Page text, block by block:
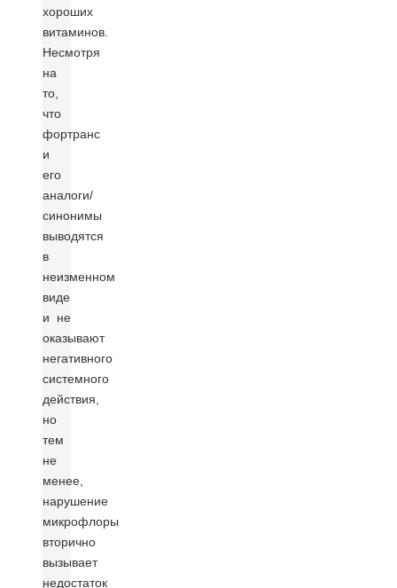
хороших
витаминов.
Несмотря
на
то,
что
фортранс
и
его
аналоги/
синонимы
выводятся
в
неизменном
виде
и не
оказывают
негативного
системного
действия,
но
тем
не
менее,
нарушение
микрофлоры
вторично
вызывает
недостаток